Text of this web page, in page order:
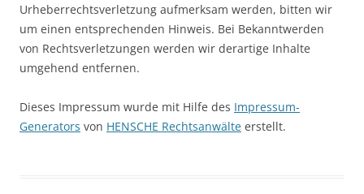
Urheberrechtsverletzung aufmerksam werden, bitten wir
um einen entsprechenden Hinweis. Bei Bekanntwerden
von Rechtsverletzungen werden wir derartige Inhalte
umgehend entfernen.
Dieses Impressum wurde mit Hilfe des Impressum-
Generators von HENSCHE Rechtsanwälte erstellt.